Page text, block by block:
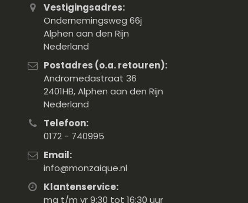
Vestigingsadres:
Ondernemingsweg 66j
Alphen aan den Rijn
Nederland
Postadres (o.a. retouren):
Andromedastraat 36
2401HB, Alphen aan den Rijn
Nederland
Telefoon:
0172 - 740995
Email:
info@monzaique.nl
Klantenservice:
ma t/m vr 9:30 tot 16:30 uur